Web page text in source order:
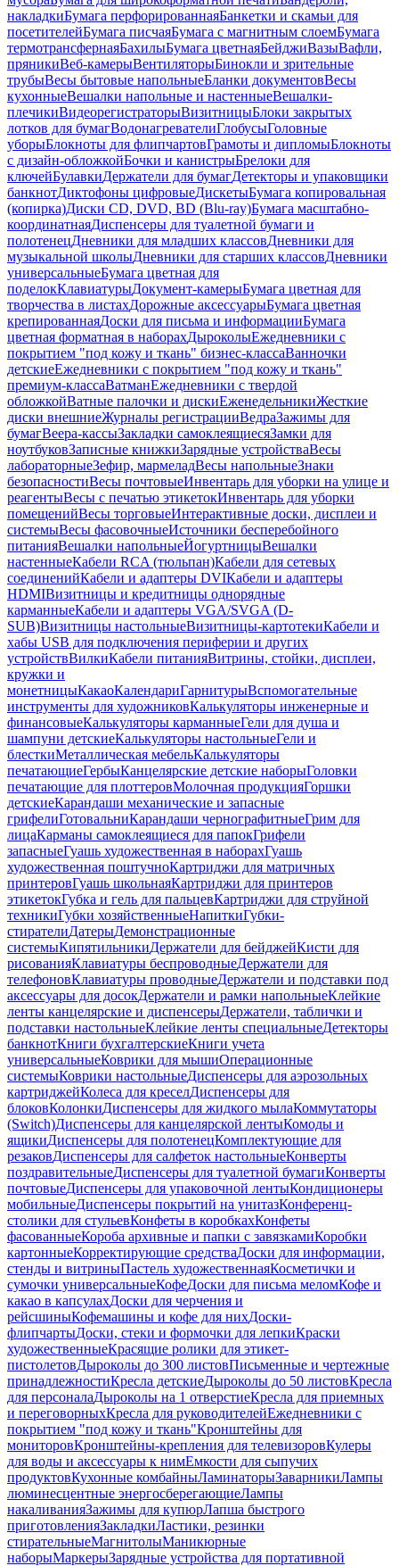
накладкиБумага перфорированнаяБанкетки и скамьи для
посетителейБумага писчаяБумага с магнитным слоемБумага
термотрансфернаяБахилыБумага цветнаяБейджиВазыВафли,
пряникиВеб-камерыВентиляторыБинокли и зрительные
трубыВесы бытовые напольныеБланки документовВесы
кухонныеВешалки напольные и настенныеВешалки-
плечикиВидеорегистраторыВизитницыБлоки закрытых
лотков для бумагВодонагревателиГлобусыГоловные
уборыБлокноты для флипчартовГрамоты и дипломыБлокноты
с дизайн-обложкойБочки и канистрыБрелоки для
ключейБулавкиДержатели для бумагДетекторы и упаковщики
банкнотДиктофоны цифровыеДискетыБумага копировальная
(копирка)Диски CD, DVD, BD (Blu-ray)Бумага масштабно-
координатнаяДиспенсеры для туалетной бумаги и
полотенецДневники для младших классовДневники для
музыкальной школыДневники для старших классовДневники
универсальныеБумага цветная для
поделокКлавиатурыДокумент-камерыБумага цветная для
творчества в листахДорожные аксессуарыБумага цветная
крепированнаяДоски для письма и информацииБумага
цветная форматная в наборахДыроколыЕжедневники с
покрытием "под кожу и ткань" бизнес-классаВанночки
детскиеЕжедневники с покрытием "под кожу и ткань"
премиум-классаВатманЕжедневники с твердой
обложкойВатные палочки и дискиЕженедельникиЖесткие
диски внешниеЖурналы регистрацииВедраЗажимы для
бумагВеера-кассыЗакладки самоклеящиесяЗамки для
ноутбуковЗаписные книжкиЗарядные устройстваВесы
лабораторныеЗефир, мармеладВесы напольныеЗнаки
безопасностиВесы почтовыеИнвентарь для уборки на улице и
реагентыВесы с печатью этикетокИнвентарь для уборки
помещенийВесы торговыеИнтерактивные доски, дисплеи и
системыВесы фасовочныеИсточники бесперебойного
питанияВешалки напольныеЙогуртницыВешалки
настенныеКабели RCA (тюльпан)Кабели для сетевых
соединенийКабели и адаптеры DVIКабели и адаптеры
HDMIВизитницы и кредитницы однорядные
карманныеКабели и адаптеры VGA/SVGA (D-
SUB)Визитницы настольныеВизитницы-картотекиКабели и
хабы USB для подключения периферии и других
устройствВилкиКабели питанияВитрины, стойки, дисплеи,
кружки и
монетницыКакаоКалендариГарнитурыВспомогательные
инструменты для художниковКалькуляторы инженерные и
финансовыеКалькуляторы карманныеГели для душа и
шампуни детскиеКалькуляторы настольныеГели и
блесткиМеталлическая мебельКалькуляторы
печатающиеГербыКанцелярские детские наборыГоловки
печатающие для плоттеровМолочная продукцияГоршки
детскиеКарандаши механические и запасные
грифелиГотовальниКарандаши чернографитныеГрим для
лицаКарманы самоклеящиеся для папокГрифели
запасныеГуашь художественная в наборахГуашь
художественная поштучноКартриджи для матричных
принтеровГуашь школьнаяКартриджи для принтеров
этикетокГубка и гель для пальцевКартриджи для струйной
техникиГубки хозяйственныеНапиткиГубки-
стирателиДатерыДемонстрационные
системыКипятильникиДержатели для бейджейКисти для
рисованияКлавиатуры беспроводныеДержатели для
телефоновКлавиатуры проводныеДержатели и подставки под
аксессуары для досокДержатели и рамки напольныеКлейкие
ленты канцелярские и диспенсерыДержатели, таблички и
подставки настольныеКлейкие ленты специальныеДетекторы
банкнотКниги бухгалтерскиеКниги учета
универсальныеКоврики для мышиОперационные
системыКоврики настольныеДиспенсеры для аэрозольных
картриджейКолеса для креселДиспенсеры для
блоковКолонкиДиспенсеры для жидкого мылаКоммутаторы
(Switch)Диспенсеры для канцелярской лентыКомоды и
ящикиДиспенсеры для полотенецКомплектующие для
резаковДиспенсеры для салфеток настольныеКонверты
поздравительныеДиспенсеры для туалетной бумагиКонверты
почтовыеДиспенсеры для упаковочной лентыКондиционеры
мобильныеДиспенсеры покрытий на унитазКонференц-
столики для стульевКонфеты в коробкахКонфеты
фасованныеКороба архивные и папки с завязкамиКоробки
картонныеКорректирующие средстваДоски для информации,
стенды и витриныПастель художественнаяКосметички и
сумочки универсальныеКофеДоски для письма меломКофе и
какао в капсулахДоски для черчения и
рейсшиныКофемашины и кофе для нихДоски-
флипчартыДоски, стеки и формочки для лепкиКраски
художественныеКрасящие ролики для этикет-
пистолетовДыроколы до 300 листовПисьменные и чертежные
принадлежностиКресла детскиеДыроколы до 50 листовКресла
для персоналаДыроколы на 1 отверстиеКресла для приемных
и переговорныхКресла для руководителейЕжедневники с
покрытием "под кожу и ткань"Кронштейны для
мониторовКронштейны-крепления для телевизоровКулеры
для воды и аксессуары к нимЕмкости для сыпучих
продуктовКухонные комбайныЛаминаторыЗаварникиЛампы
люминесцентные энергосберегающиеЛампы
накаливанияЗажимы для купюрЛапша быстрого
приготовленияЗакладкиЛастики, резинки
стирательныеМагнитолыМаникюрные
наборыМаркерыЗарядные устройства для портативной